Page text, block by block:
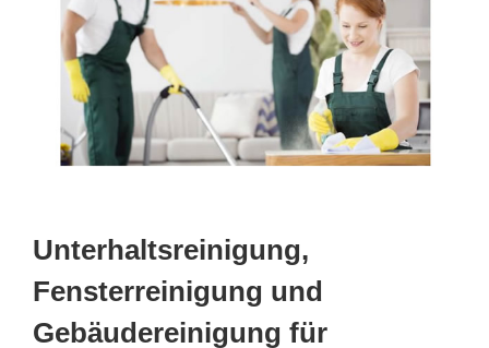
Unterhaltsreinigung,
Fensterreinigung und
Gebäudereinigung für